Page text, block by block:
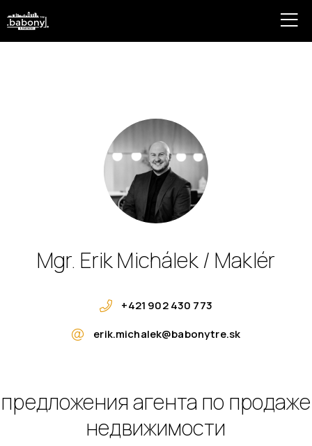
Mgr. Erik Michálek / Maklér
+421 902 430 773
erik.michalek@babonytre.sk
предложения агента по продаже
недвижимости